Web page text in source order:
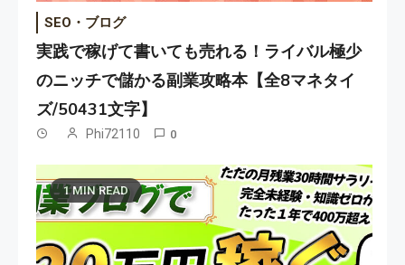
SEO・ブログ
実践で稼げて書いても売れる！ライバル極少
のニッチで儲かる副業攻略本【全8マネタイ
ズ/50431文字】
Phi72110 0
1 MIN READ